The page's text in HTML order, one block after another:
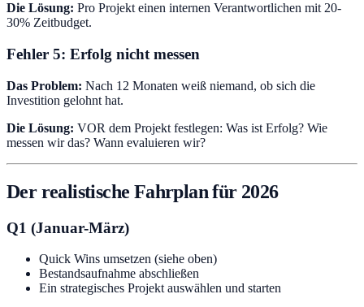
Die Lösung: Pro Projekt einen internen Verantwortlichen mit 20-
30% Zeitbudget.
Fehler 5: Erfolg nicht messen
Das Problem: Nach 12 Monaten weiß niemand, ob sich die
Investition gelohnt hat.
Die Lösung: VOR dem Projekt festlegen: Was ist Erfolg? Wie
messen wir das? Wann evaluieren wir?
Der realistische Fahrplan für 2026
Q1 (Januar-März)
Quick Wins umsetzen (siehe oben)
Bestandsaufnahme abschließen
Ein strategisches Projekt auswählen und starten